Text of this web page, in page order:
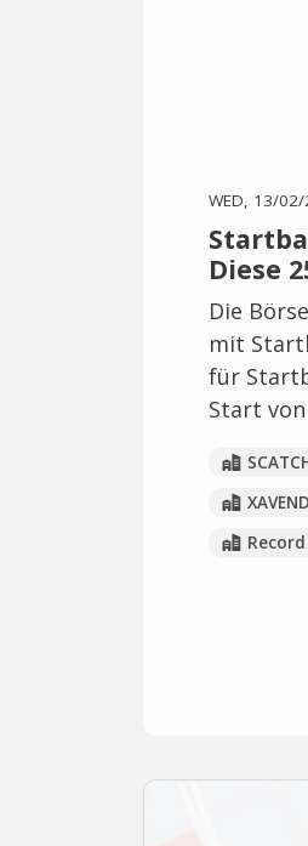
WED, 13/
Diese
Die
mit
für
Start